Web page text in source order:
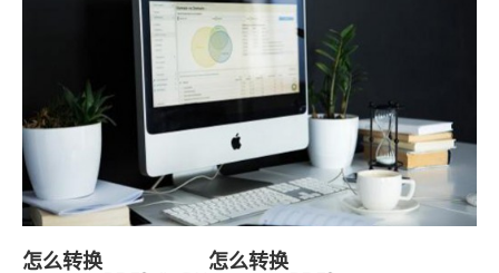
怎么转换 怎么转换